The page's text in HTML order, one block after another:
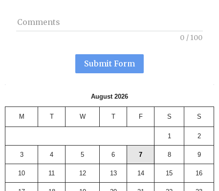
Comments
0 / 100
Submit Form
August 2026
M T W T F S S
1 2
3 4 5 6 7 8 9
10 11 12 13 14 15 16